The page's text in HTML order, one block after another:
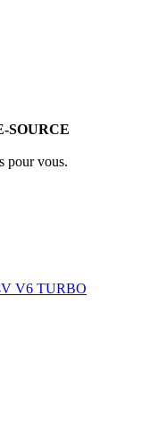
SOURCE
pour vous.
V6 TURBO